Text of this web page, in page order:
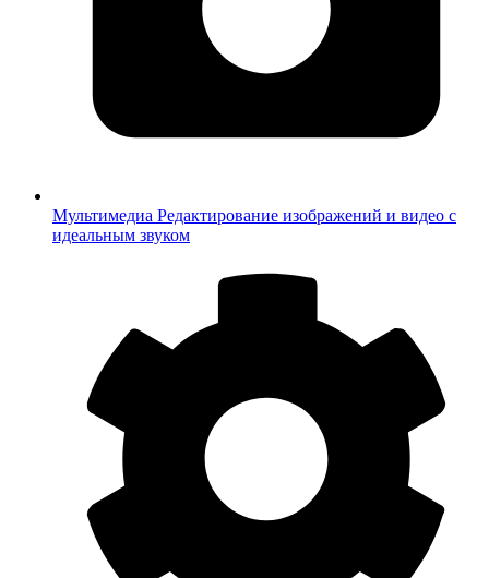
Мультимедиа Редактирование изображений и видео с
идеальным звуком